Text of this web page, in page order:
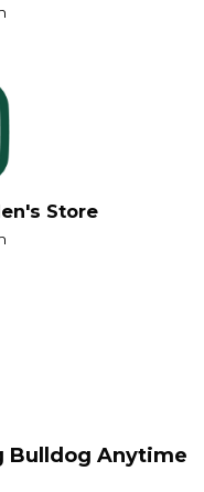
Store
Bulldog Anytime